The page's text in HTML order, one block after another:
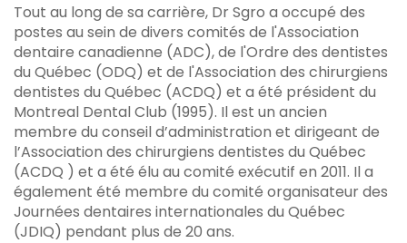
Tout au long de sa carrière, Dr Sgro a occupé des
postes au sein de divers comités de l'Association
dentaire canadienne (ADC), de l'Ordre des dentistes
du Québec (ODQ) et de l'Association des chirurgiens
dentistes du Québec (ACDQ) et a été président du
Montreal Dental Club (1995). Il est un ancien
membre du conseil d’administration et dirigeant de
l’Association des chirurgiens dentistes du Québec
(ACDQ ) et a été élu au comité exécutif en 2011. Il a
également été membre du comité organisateur des
Journées dentaires internationales du Québec
(JDIQ) pendant plus de 20 ans.